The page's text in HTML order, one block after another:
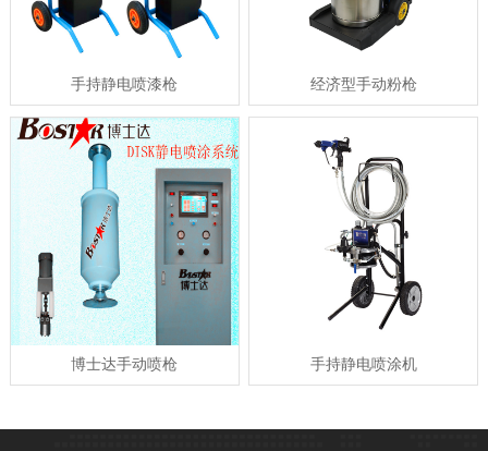
手持静电喷漆枪 经济型手动粉枪
博士达手动喷枪 手持静电喷涂机